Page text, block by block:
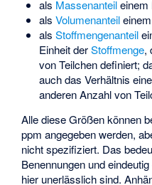
als Massenanteileinem
als Volumenanteileinem
als Stoffmengenanteil
Einheit derStoffmenge,
von Teilchen definiert;
auch das Verhältnis
anderen Anzahl von
Alle diese Größen können
ppm angegeben werden,
nicht spezifiziert. Das
Benennungen und
hier unerlässlich sind.